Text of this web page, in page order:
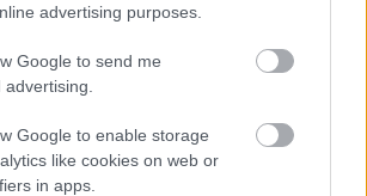
advertising purposes.
Google to send me
Google to enable storage
like cookies on web or
in apps.
- Advertisment -